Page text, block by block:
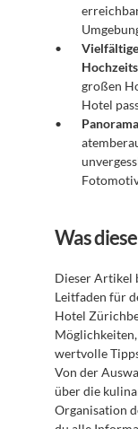
großen
Hotel
Was
Dieser Artikel
Leitfaden für
Hotel
wertvolle
Von der
über die
Organisation